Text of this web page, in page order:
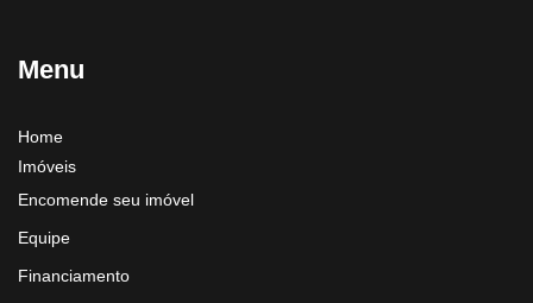
Menu
Home
Imóveis
Encomende seu imóvel
Equipe
Financiamento